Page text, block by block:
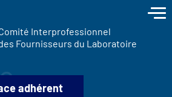
Interprofessionnel
Fournisseurs du Laboratoire
adhérent